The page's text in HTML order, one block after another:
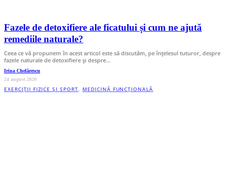
Fazele de detoxifiere ale ficatului și cum ne ajută
remediile naturale?
Ceea ce vă propunem în acest articol este să discutăm, pe înțelesul tuturor, despre
fazele naturale de detoxifiere și despre…
Irina Chelărescu
24 august 2020
EXERCIȚII FIZICE ȘI SPORT MEDICINĂ FUNCȚIONALĂ